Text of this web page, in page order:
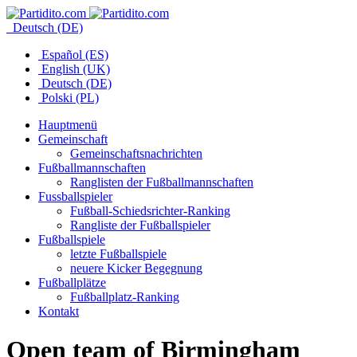
Deutsch (DE)
Español (ES)
English (UK)
Deutsch (DE)
Polski (PL)
Hauptmenü
Gemeinschaft
Gemeinschaftsnachrichten
Fußballmannschaften
Ranglisten der Fußballmannschaften
Fussballspieler
Fußball-Schiedsrichter-Ranking
Rangliste der Fußballspieler
Fußballspiele
letzte Fußballspiele
neuere Kicker Begegnung
Fußballplätze
Fußballplatz-Ranking
Kontakt
Open team of Birmingham